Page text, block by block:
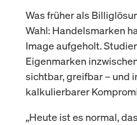
Was früher als
Wahl: Handelsmarken
Image aufgeholt.
Eigenmarken
sichtbar, greifbar – und
kalkulierbarer
„Heute ist es normal,